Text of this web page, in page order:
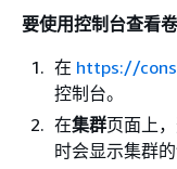
要使用控制台查看
在 https://
控制台。
在集群页面上
时会显示集群